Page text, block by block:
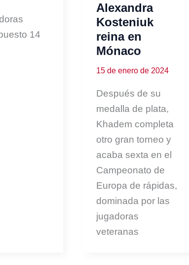
14
Alexandra
Kosteniuk
reina en
Mónaco
15 de enero de 2024
Después de su
medalla de plata,
Khadem completa
otro gran torneo y
acaba sexta en el
Campeonato de
Europa de rápidas,
dominada por las
jugadoras
veteranas